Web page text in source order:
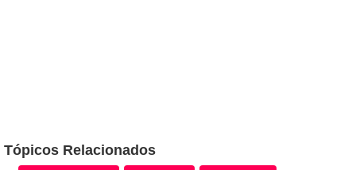
Tópicos Relacionados